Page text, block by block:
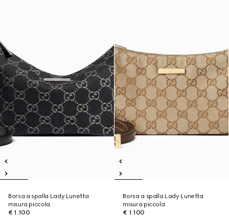
Borsa a spalla Lady Lunetta
misura piccola
€ 1.100
Borsa a spalla Lady Lunetta
misura piccola
€ 1.100